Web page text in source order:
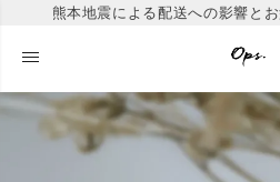
熊本地震による配送への影響と